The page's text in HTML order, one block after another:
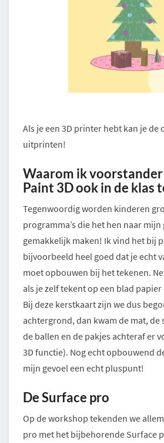
Als je een 3D printer hebt kan je de
uitprinten!
Waarom ik voorstander
Paint 3D ook in de klas
Tegenwoordig worden kinderen
programma’s die het hen naar mijn
gemakkelijk maken! Ik vind het bij
bijvoorbeeld heel goed dat je echt
moet opbouwen bij het tekenen.
als je zelf tekent op een blad
Bij deze kerstkaart zijn we dus
achtergrond, dan kwam de mat, de
de ballen en de pakjes achteraf er
3D functie). Nog echt opbouwend
mijn gevoel een echt pluspunt!
De Surface pro
Op de workshop tekenden we
pro met het bijbehorende Surface